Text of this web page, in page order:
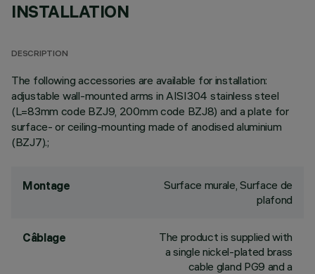
INSTALLATION
DESCRIPTION
The following accessories are available for installation:
adjustable wall-mounted arms in AISI304 stainless steel
(L=83mm code BZJ9, 200mm code BZJ8) and a plate for
surface- or ceiling-mounting made of anodised aluminium
(BZJ7).;
Montage
Surface murale, Surface de
plafond
Câblage
The product is supplied with
a single nickel-plated brass
cable gland PG9 and a